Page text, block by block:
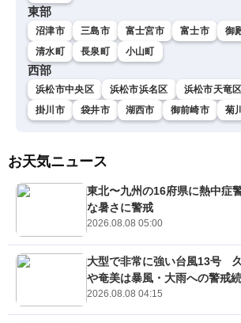
東部
沼津市 三島市 富士宮市 富士市 御
清水町
長泉町 小山町
西部
浜松市中央区 浜松市浜名区 浜松市天竜区
掛川市
袋井市 湖西市 御前崎市 菊
お天気ニュース
東北〜九州の16府県に熱中
な暑さに警戒
2026.08.08 05:00
大型で非常に強い台風13号
や奄美は暴風・大雨への警戒続
2026.08.08 04:15